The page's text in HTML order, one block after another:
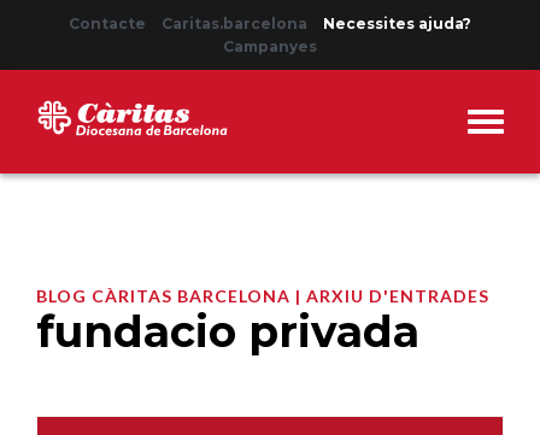
Contacte Caritas.barcelona
Necessites ajuda?
Campanyes
BLOG CÀRITAS BARCELONA | ARXIU D'ENTRADES
fundacio privada